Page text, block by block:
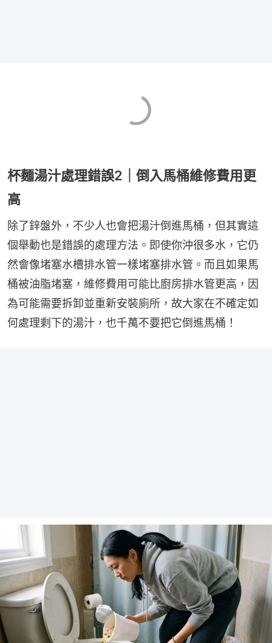
杯麵湯汁處理錯誤2｜倒入馬桶維修費用更
高
除了鋅盤外，不少人也會把湯汁倒進馬桶，但其實這
個舉動也是錯誤的處理方法。即使你沖很多水，它仍
然會像堵塞水槽排水管一樣堵塞排水管。而且如果馬
桶被油脂堵塞，維修費用可能比廚房排水管更高，因
為可能需要拆卸並重新安裝廁所，故大家在不確定如
何處理剩下的湯汁，也千萬不要把它倒進馬桶！